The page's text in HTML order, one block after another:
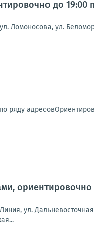
до
Ломоносова, ул.
ряду
ул.